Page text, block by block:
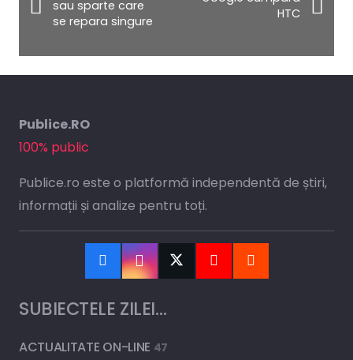
sau sparte care
se repara singure
HTC
Publice.RO
100% public
Publice.ro este o platformă independentă de știri,
informații și analize pentru toți.
SUBIECTELE ZILEI…
ACTUALITATE ON-LINE 47